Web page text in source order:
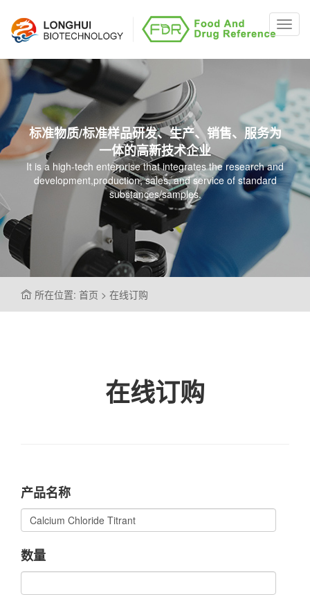
标准物质/标准样品研发、生产、销售、服务为
一体的高新技术企业
It is a high-tech enterprise that integrates the research and
development,production, sales, and service of standard
substances/samples.
所在位置: 首页 > 在线订购
在线订购
产品名称
数量